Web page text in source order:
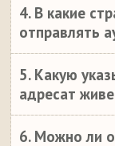
4. В какие
отправлять
5. Какую
адресат
6. Можно ли